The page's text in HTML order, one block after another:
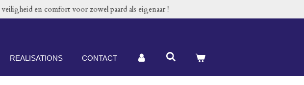
en comfort voor zowel paard als eigenaar !
REALISATIONS CONTACT